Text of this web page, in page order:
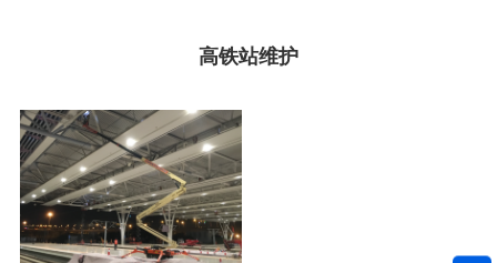
高铁站维护